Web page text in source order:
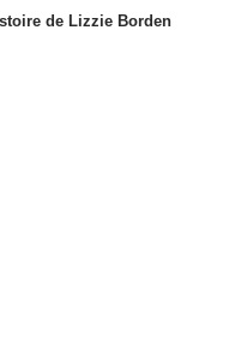
de Lizzie Borden